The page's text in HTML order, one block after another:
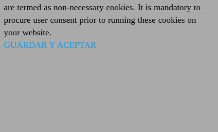
are termed as non-necessary cookies. It is mandatory to
procure user consent prior to running these cookies on
your website.
GUARDAR Y ACEPTAR